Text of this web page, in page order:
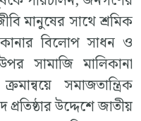
মানুষের সাথে শ্রমিক
বিলোপ সাধন ও
সামাজি মালিকানা
সমাজতান্ত্রিক
উদ্দেশে জাতীয়